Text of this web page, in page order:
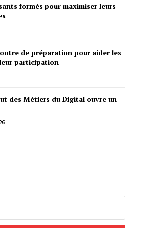
formés pour maximiser leurs
de préparation pour aider les
participation
des Métiers du Digital ouvre un